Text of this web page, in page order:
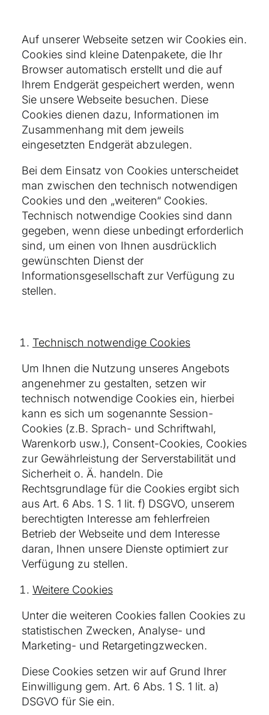
Auf unserer Webseite setzen wir Cookies ein.
Cookies sind kleine Datenpakete, die Ihr
Browser automatisch erstellt und die auf
Ihrem Endgerät gespeichert werden, wenn
Sie unsere Webseite besuchen. Diese
Cookies dienen dazu, Informationen im
Zusammenhang mit dem jeweils
eingesetzten Endgerät abzulegen.
Bei dem Einsatz von Cookies unterscheidet
man zwischen den technisch notwendigen
Cookies und den „weiteren“ Cookies.
Technisch notwendige Cookies sind dann
gegeben, wenn diese unbedingt erforderlich
sind, um einen von Ihnen ausdrücklich
gewünschten Dienst der
Informationsgesellschaft zur Verfügung zu
stellen.
Technisch notwendige Cookies
Um Ihnen die Nutzung unseres Angebots
angenehmer zu gestalten, setzen wir
technisch notwendige Cookies ein, hierbei
kann es sich um sogenannte Session-
Cookies (z.B. Sprach- und Schriftwahl,
Warenkorb usw.), Consent-Cookies, Cookies
zur Gewährleistung der Serverstabilität und
Sicherheit o. Ä. handeln. Die
Rechtsgrundlage für die Cookies ergibt sich
aus Art. 6 Abs. 1 S. 1 lit. f) DSGVO, unserem
berechtigten Interesse am fehlerfreien
Betrieb der Webseite und dem Interesse
daran, Ihnen unsere Dienste optimiert zur
Verfügung zu stellen.
Weitere Cookies
Unter die weiteren Cookies fallen Cookies zu
statistischen Zwecken, Analyse- und
Marketing- und Retargetingzwecken.
Diese Cookies setzen wir auf Grund Ihrer
Einwilligung gem. Art. 6 Abs. 1 S. 1 lit. a)
DSGVO für Sie ein.